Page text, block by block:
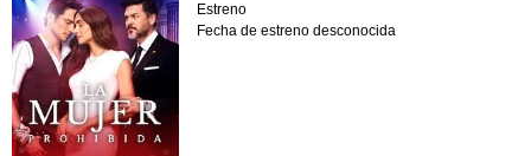
Estreno
Fecha de estreno desconocida